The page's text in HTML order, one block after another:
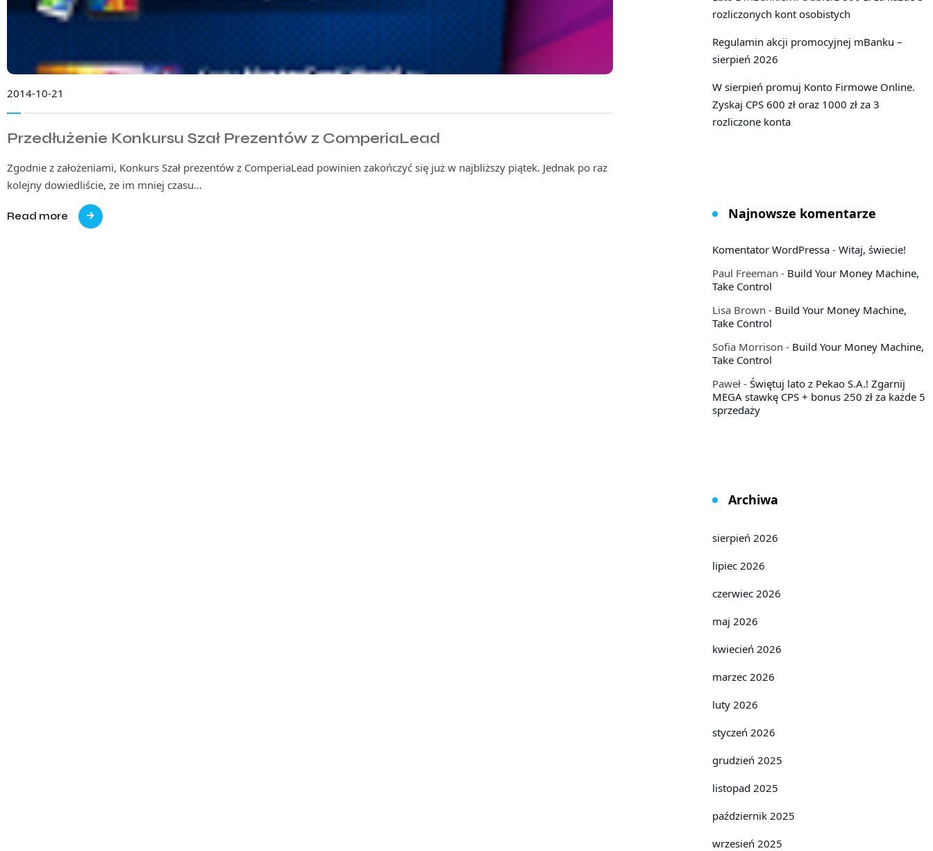
2014-10-21
Przedłużenie Konkursu Szał Prezentów z ComperiaLead
Zgodnie z założeniami, Konkurs Szał prezentów z ComperiaLead powinien zakończyć się już w najbliższy piątek. Jednak po raz
kolejny dowiedliście, ze im mniej czasu…
Read more
rozliczonych kont osobistych
Regulamin akcji promocyjnej mBanku –
sierpień 2026
W sierpień promuj Konto Firmowe Online.
Zyskaj CPS 600 zł oraz 1000 zł za 3
rozliczone konta
Najnowsze komentarze
Komentator WordPressa- Witaj, świecie!
Paul Freeman - Build Your Money Machine,
Take Control
Lisa Brown - Build Your Money Machine,
Take Control
Sofia Morrison - Build Your Money Machine,
Take Control
Paweł- Świętuj lato z Pekao S.A.! Zgarnij
MEGA stawkę CPS + bonus 250 zł za każde 5
sprzedaży
Archiwa
sierpień 2026
lipiec 2026
czerwiec 2026
maj 2026
kwiecień 2026
marzec 2026
luty 2026
styczeń 2026
grudzień 2025
listopad 2025
październik 2025
wrzesień 2025